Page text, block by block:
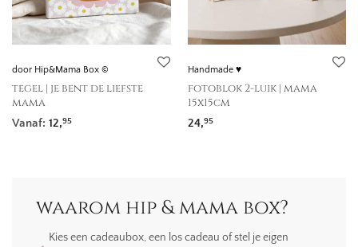
door Hip&Mama Box ©
tegel | je bent de liefste
mama
Vanaf: 12,95
Handmade ♥
fotoblok 2-luik | mama
15x15cm
24,95
waarom hip & mama box?
Kies een cadeaubox, een los cadeau of stel je eigen